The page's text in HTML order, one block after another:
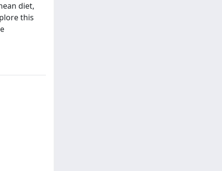
diet,
this